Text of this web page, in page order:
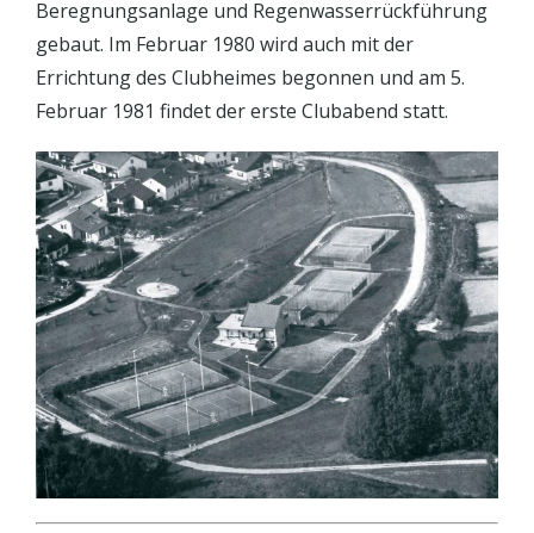
Beregnungsanlage und Regenwasserrückführung
gebaut. Im Februar 1980 wird auch mit der
Errichtung des Clubheimes begonnen und am 5.
Februar 1981 findet der erste Clubabend statt.